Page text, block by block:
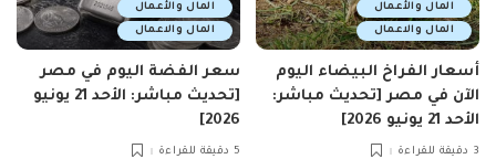
المال والأعمال
المال والاعمال
أسعار الفراخ البيضاء اليوم
الآن في مصر [تحديث مباشر:
الأحد 21 يونيو 2026]
3 دقيقة للقراءة
المال والأعمال
المال والاعمال
سعر الفضة اليوم في مصر
[تحديث مباشر: الأحد 21 يونيو
2026]
5 دقيقة للقراءة